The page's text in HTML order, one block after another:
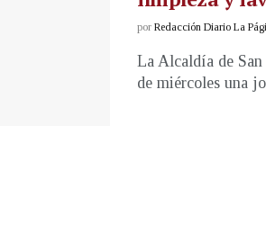
por Redacción Diario La
La Alcaldía de San
de miércoles una